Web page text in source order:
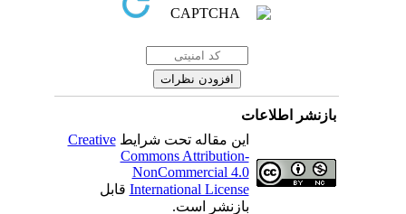
بازنشر اطلاعات
این مقاله تحت شرایطCreative
Commons Attribution-
NonCommercial 4.0
International Licenseقابل
بازنشر است.